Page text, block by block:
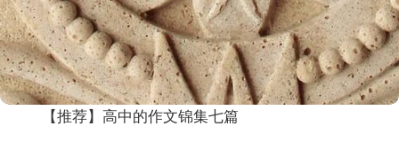
【推荐】高中的作文锦集七篇